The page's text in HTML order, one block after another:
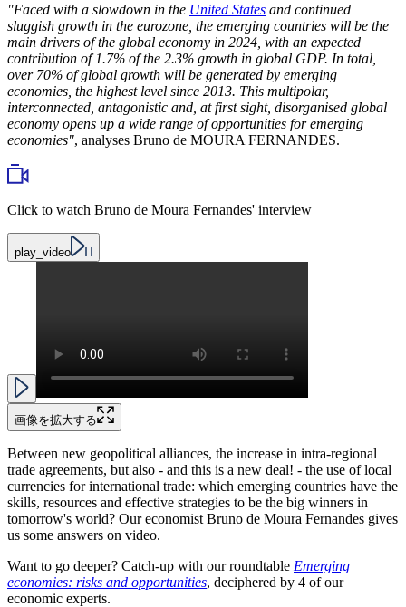
"Faced with a slowdown in the United States and continued
sluggish growth in the eurozone, the emerging countries will be the
main drivers of the global economy in 2024, with an expected
contribution of 1.7% of the 2.3% growth in global GDP. In total,
over 70% of global growth will be generated by emerging
economies, the highest level since 2013. This multipolar,
interconnected, antagonistic and, at first sight, disorganised global
economy opens up a wide range of opportunities for emerging
economies", analyses Bruno de MOURA FERNANDES.
Click to watch Bruno de Moura Fernandes' interview
play_video
画像を拡大する
Between new geopolitical alliances, the increase in intra-regional
trade agreements, but also - and this is a new deal! - the use of local
currencies for international trade: which emerging countries have the
skills, resources and effective strategies to be the big winners in
tomorrow's world? Our economist Bruno de Moura Fernandes gives
us some answers on video.
Want to go deeper? Catch-up with our roundtable Emerging
economies: risks and opportunities, deciphered by 4 of our
economic experts.